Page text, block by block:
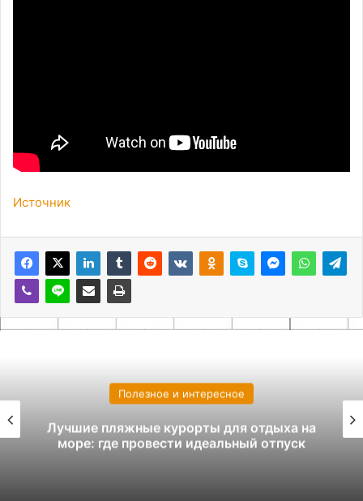
Источник
Полезное и интересное
Лучшие пляжные курорты для отдыха на
море: где провести идеальный отпуск